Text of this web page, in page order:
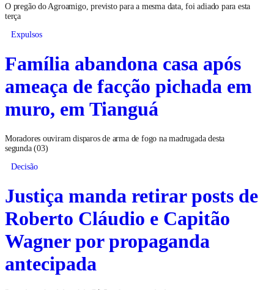
O pregão do Agroamigo, previsto para a mesma data, foi adiado para esta
terça
Expulsos
Família abandona casa após
ameaça de facção pichada em
muro, em Tianguá
Moradores ouviram disparos de arma de fogo na madrugada desta
segunda (03)
Decisão
Justiça manda retirar posts de
Roberto Cláudio e Capitão
Wagner por propaganda
antecipada